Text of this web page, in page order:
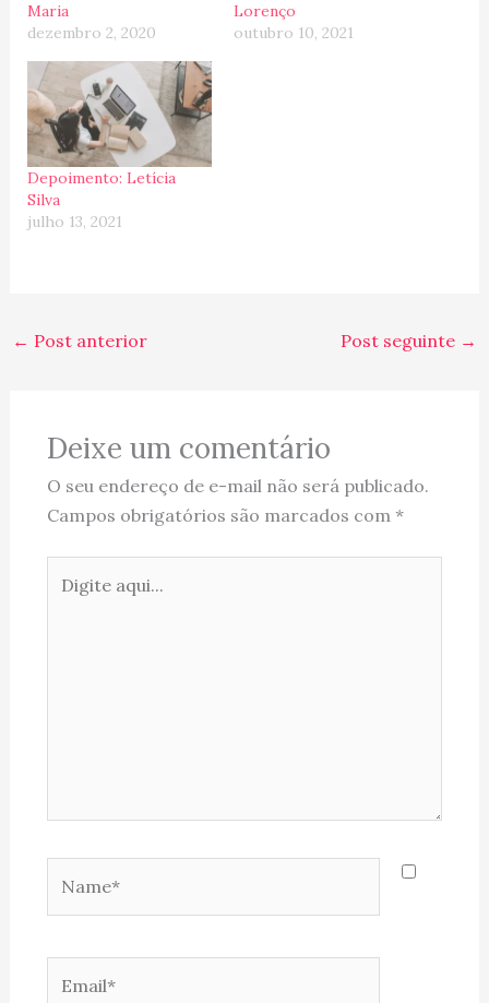
Maria
dezembro 2, 2020
Lorenço
outubro 10, 2021
Depoimento: Letícia
Silva
julho 13, 2021
← Post anterior Post seguinte →
Deixe um comentário
O seu endereço de e-mail não será publicado.
Campos obrigatórios são marcados com *
aqui...